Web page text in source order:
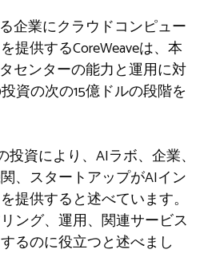
企業にクラウドコンピュー
提供するCoreWeaveは、本
センターの能力と運用に対
資の次の15億ドルの段階を
投資により、AIラボ、企業、
、スタートアップがAIイン
提供すると述べています。
ング、運用、関連サービス
るのに役立つと述べまし